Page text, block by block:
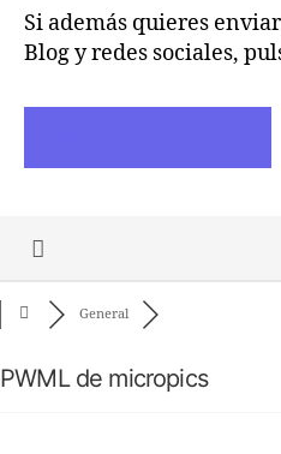
Si además quieres
Blog y redes sociales,
General
PWML de micropics